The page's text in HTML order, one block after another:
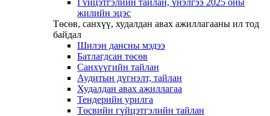
Гүйцэтгэлийн тайлан, үнэлгээ 2025 оны
жилийн эцэс
Төсөв, санхүү, худалдан авах ажиллагааны ил тод
байдал
Шилэн дансны мэдээ
Батлагдсан төсөв
Санхүүгийн тайлан
Аудитын дүгнэлт, тайлан
Худалдан авах ажиллагаа
Тендерийн урилга
Төсвийн гүйцэтгэлийн тайлан